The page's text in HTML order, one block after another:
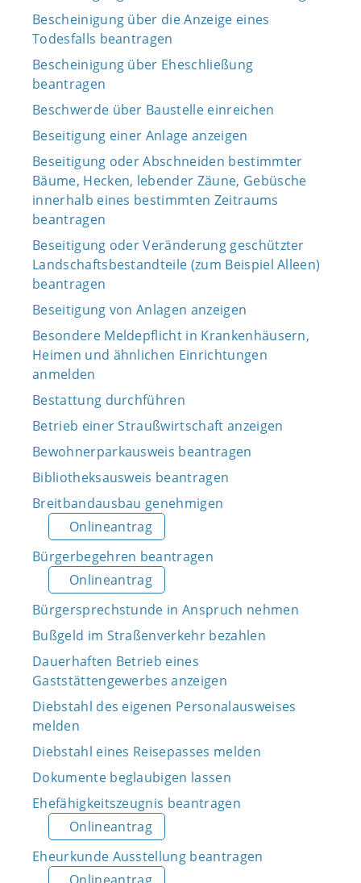
Bescheinigung über die Anzeige eines
Todesfalls beantragen
Bescheinigung über Eheschließung
beantragen
Beschwerde über Baustelle einreichen
Beseitigung einer Anlage anzeigen
Beseitigung oder Abschneiden bestimmter
Bäume, Hecken, lebender Zäune, Gebüsche
innerhalb eines bestimmten Zeitraums
beantragen
Beseitigung oder Veränderung geschützter
Landschaftsbestandteile (zum Beispiel Alleen)
beantragen
Beseitigung von Anlagen anzeigen
Besondere Meldepflicht in Krankenhäusern,
Heimen und ähnlichen Einrichtungen
anmelden
Bestattung durchführen
Betrieb einer Straußwirtschaft anzeigen
Bewohnerparkausweis beantragen
Bibliotheksausweis beantragen
Breitbandausbau genehmigen
Onlineantrag
Bürgerbegehren beantragen
Onlineantrag
Bürgersprechstunde in Anspruch nehmen
Bußgeld im Straßenverkehr bezahlen
Dauerhaften Betrieb eines
Gaststättengewerbes anzeigen
Diebstahl des eigenen Personalausweises
melden
Diebstahl eines Reisepasses melden
Dokumente beglaubigen lassen
Ehefähigkeitszeugnis beantragen
Onlineantrag
Eheurkunde Ausstellung beantragen